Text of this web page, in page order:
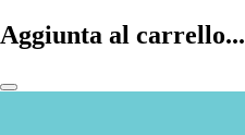
Aggiunta al carrello...